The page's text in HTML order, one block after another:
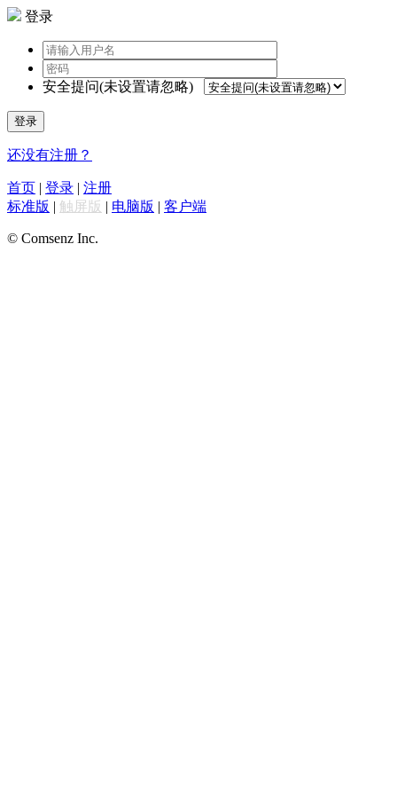
登录
安全提问(未设置请忽略)
登录
还没有注册？
首页 | 登录 | 注册
标准版 | 触屏版 | 电脑版 | 客户端
© Comsenz Inc.